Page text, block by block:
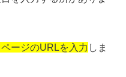
ージのURLを入力 しま